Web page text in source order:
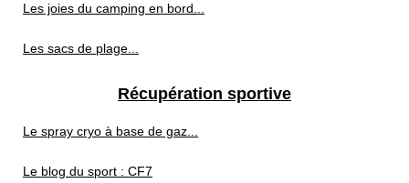
Les joies du camping en bord...
Les sacs de plage...
Récupération sportive
Le spray cryo à base de gaz...
Le blog du sport : CF7